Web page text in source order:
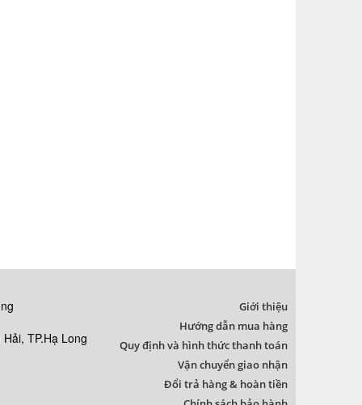
TP.Hạ Long
Giới thiệu
Hướng dẫn mua hàng
Quy định và hình thức thanh toán
Vận chuyển giao nhận
Đổi trả hàng & hoàn tiền